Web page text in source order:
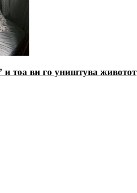
и тоа ви го уништува животот